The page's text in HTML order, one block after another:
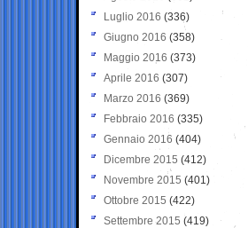
Luglio 2016 (336)
Giugno 2016 (358)
Maggio 2016 (373)
Aprile 2016 (307)
Marzo 2016 (369)
Febbraio 2016 (335)
Gennaio 2016 (404)
Dicembre 2015 (412)
Novembre 2015 (401)
Ottobre 2015 (422)
Settembre 2015 (419)